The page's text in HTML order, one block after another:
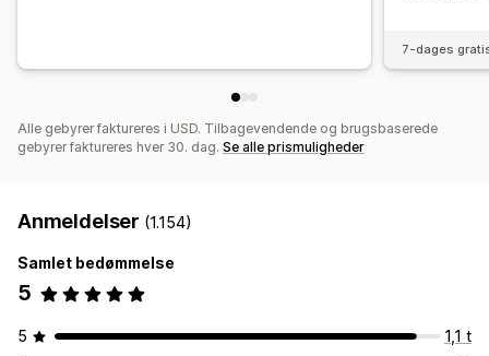
7-dages
Alle gebyrer faktureres i USD. Tilbagevendende og brugsbaserede
gebyrer faktureres hver 30. dag. Se alle prismuligheder
Anmeldelser (1.154)
Samlet bedømmelse
5
5
1,1 t